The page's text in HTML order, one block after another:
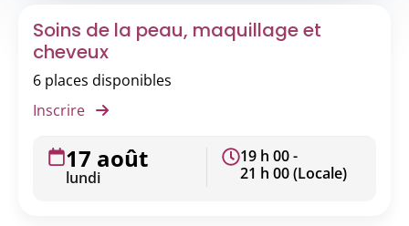
Soins de la peau, maquillage et
cheveux
6 places disponibles
Inscrire
17 août
lundi
19 h 00 -
21 h 00 (Locale)